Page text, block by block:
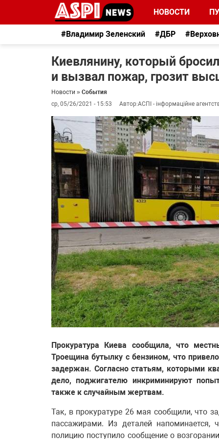
НОВОСТИ
#Владимир Зеленский #ДБР
Киевлянину, который
и вызвал пожар, грозит
Новости » События
ср, 05/26/2021 - 15:53
Автор:АСПІ - інформаційне
Прокуратура Киева сообщила, что
Троещина бутылку с бензином, что
задержан. Согласно статьям, которыми
дело, поджигателю инкриминируют
также к случайным жертвам.
Так, в прокуратуре 26 мая сообщили, что
пассажирами. Из деталей
полицию поступило сообщение о